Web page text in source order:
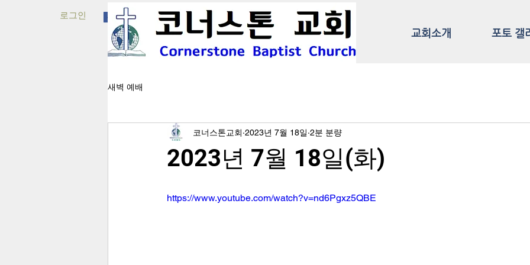
로그인
교회소개 포토 갤
새벽 예배
2023년 7월 18일(화)
코너스톤교회 2023년 7월 18일 2분 분량
https://www.youtube.com/watch?v=nd6Pgxz5QBE